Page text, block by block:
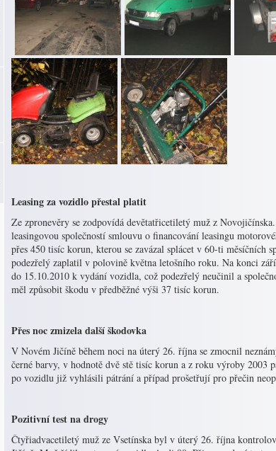
Leasing za vozidlo přestal platit
Ze zpronevěry se zodpovídá devětatřicetiletý muž z
leasingovou společností smlouvu o financování leasingu
přes 450 tisíc korun, kterou se zavázal splácet v 60-ti měsíčních
podezřelý zaplatil v polovině května letošního roku. Na konci
do 15.10.2010 k vydání vozidla, což podezřelý neučinil a
měl způsobit škodu v předběžné výši 37 tisíc korun.
Přes noc zmizela další škodovka
V Novém Jičíně během noci na úterý 26. října se zmocnil
černé barvy, v hodnotě dvě stě tisíc korun a z roku výroby 2003
po vozidlu již vyhlásili pátrání a případ prošetřují pro přečin
Pozitivní test na drogy
Čtyřiadvacetiletý muž ze Vsetínska byl v úterý 26. října